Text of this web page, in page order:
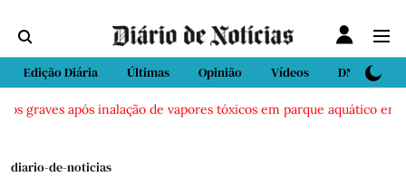
Edição Diária Últimas Opinião Vídeos DN Sport
graves após inalação de vapores tóxicos em parque aquático em
diario-de-noticias